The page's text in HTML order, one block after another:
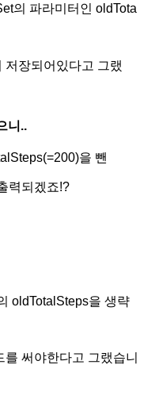
의 파라미터인 oldTota
저장되어있다고 그랬
니..
을 뺀
력되겠죠!?
oldTotalSteps을 생략
써야한다고 그랬습니